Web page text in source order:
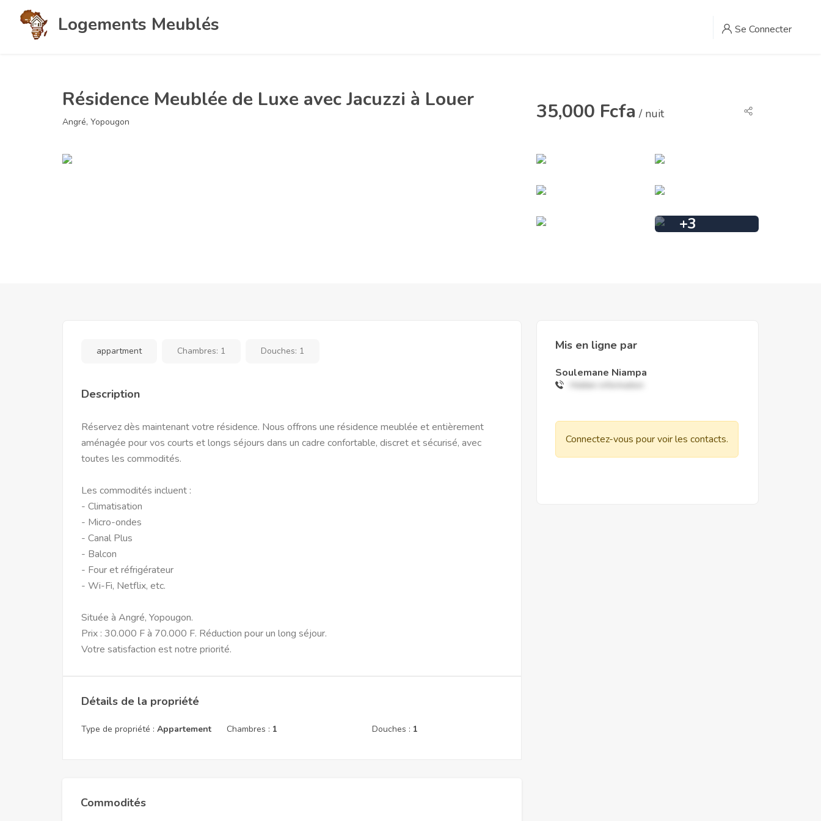
Logements Meublés Se Connecter
Résidence Meublée de Luxe avec Jacuzzi à Louer
Angré, Yopougon 35,000 Fcfa / nuit
+3
appartment Chambres: 1 Douches: 1
Description
Réservez dès maintenant votre résidence. Nous offrons une résidence meublée et entièrement
aménagée pour vos courts et longs séjours dans un cadre confortable, discret et sécurisé, avec
toutes les commodités.
Les commodités incluent :
- Climatisation
- Micro-ondes
- Canal Plus
- Balcon
- Four et réfrigérateur
- Wi-Fi, Netflix, etc.
Située à Angré, Yopougon.
Prix : 30.000 F à 70.000 F. Réduction pour un long séjour.
Votre satisfaction est notre priorité.
Détails de la propriété
Type de propriété : Appartement Chambres : 1 Douches : 1
Commodités
Mis en ligne par
Soulemane Niampa
Connectez-vous pour voir les contacts.